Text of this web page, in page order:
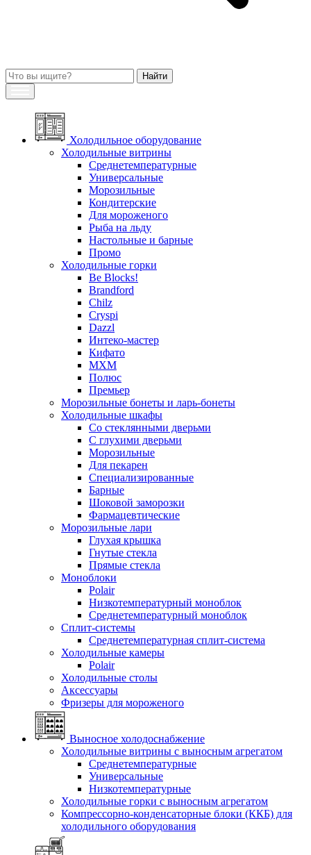
Холодильное оборудование
Холодильные витрины
Среднетемпературные
Универсальные
Морозильные
Кондитерские
Для мороженого
Рыба на льду
Настольные и барные
Промо
Холодильные горки
Be Blocks!
Brandford
Chilz
Cryspi
Dazzl
Интеко-мастер
Кифато
МХМ
Полюс
Премьер
Морозильные бонеты и ларь-бонеты
Холодильные шкафы
Со стеклянными дверьми
С глухими дверьми
Морозильные
Для пекарен
Специализированные
Барные
Шоковой заморозки
Фармацевтические
Морозильные лари
Глухая крышка
Гнутые стекла
Прямые стекла
Моноблоки
Polair
Низкотемпературный моноблок
Среднетемпературный моноблок
Сплит-системы
Среднетемпературная сплит-система
Холодильные камеры
Polair
Холодильные столы
Аксессуары
Фризеры для мороженого
Выносное холодоснабжение
Холодильные витрины с выносным агрегатом
Среднетемпературные
Универсальные
Низкотемпературные
Холодильные горки с выносным агрегатом
Компрессорно-конденсаторные блоки (ККБ) для
холодильного оборудования